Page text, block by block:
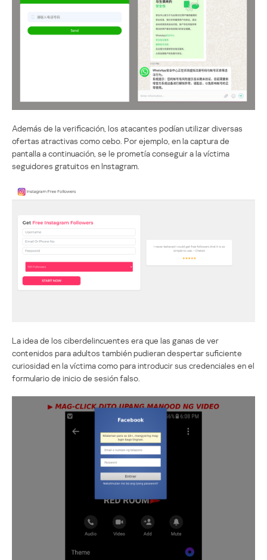
Además de la verificación, los atacantes podían utilizar diversas
ofertas atractivas como cebo. Por ejemplo, en la captura de
pantalla a continuación, se le prometía conseguir a la víctima
seguidores gratuitos en Instagram.
La idea de los ciberdelincuentes era que las ganas de ver
contenidos para adultos también pudieran despertar suficiente
curiosidad en la víctima como para introducir sus credenciales en el
formulario de inicio de sesión falso.